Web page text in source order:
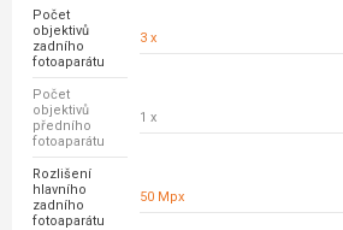
Počet
objektivů
zadního
fotoaparátu
3 x
Počet
objektivů
předního
fotoaparátu
1 x
Rozlišení
hlavního
zadního
fotoaparátu
50 Mpx